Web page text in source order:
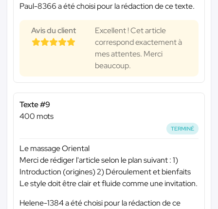
Paul-8366 a été choisi pour la rédaction de ce texte.
Avis du client
Excellent ! Cet article
correspond exactement à
mes attentes. Merci
beaucoup.
Texte #9
400 mots
TERMINÉ
Le massage Oriental
Merci de rédiger l'article selon le plan suivant : 1)
Introduction (origines) 2) Déroulement et bienfaits
Le style doit être clair et fluide comme une invitation.
Helene-1384 a été choisi pour la rédaction de ce